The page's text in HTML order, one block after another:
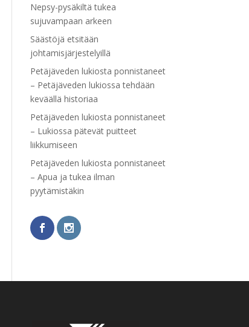
Nepsy-pysäkiltä tukea
sujuvampaan arkeen
Säästöjä etsitään
johtamisjärjestelyillä
Petäjäveden lukiosta ponnistaneet
– Petäjäveden lukiossa tehdään
keväällä historiaa
Petäjäveden lukiosta ponnistaneet
– Lukiossa pätevät puitteet
liikkumiseen
Petäjäveden lukiosta ponnistaneet
– Apua ja tukea ilman
pyytämistäkin